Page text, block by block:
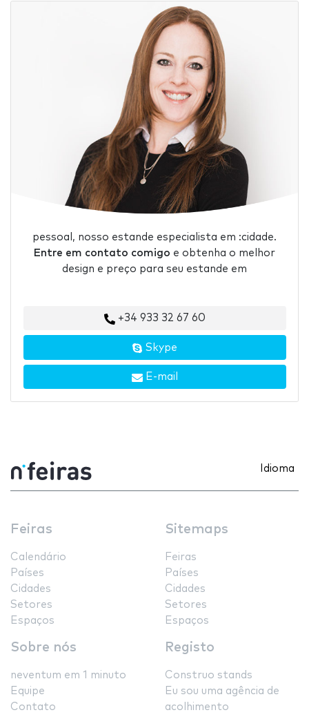
pessoal, nosso estande especialista em :cidade.
Entre em contato comigo e obtenha o melhor
design e preço para seu estande em
+34 933 32 67 60
Skype
E-mail
Idioma
Feiras
Calendário
Países
Cidades
Setores
Espaços
Sitemaps
Feiras
Países
Cidades
Setores
Espaços
Sobre nós
neventum em 1 minuto
Equipe
Contato
Registo
Construo stands
Eu sou uma agência de
acolhimento